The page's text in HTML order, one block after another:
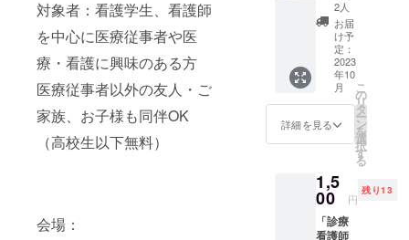
対象者：看護学生、看護師
を中心に医療従事者や医
療・看護に興味のある方
医療従事者以外の友人・ご
家族、お子様も同伴OK
（高校生以下無料）
会場：
女性の
ライフ
イベン
トを考
える ・
スペ
シャリ
ジェネ
ラリス
業？独
立？こ
れから
の働き
２会
場：
Studio
護師
むさし
国分寺
訪問看
護ス
テー
ション
所長 西
山妙子
援専門
員
上記の
セミ
15:00~
16:00【
第２会
場：
Studio
C】 講
師：日
下部友
理 ヨ
ガイン
ストラ
体質改
善コー
チ 看護
師時代
2人
お届
け予
定：
2023
年10
月
詳細を見る
こ
の
リ
タ
ー
ン
を
選
択
す
る
1,5
00 円
残り13
「診療
看護師